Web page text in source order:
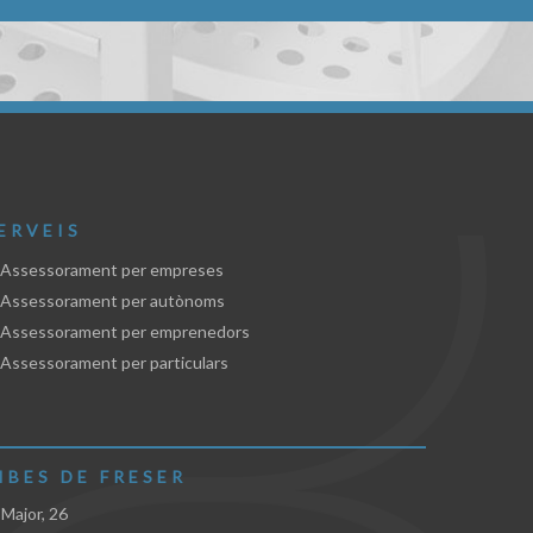
per empreses
per autònoms
per emprenedors
per particulars
DE FRESER
26